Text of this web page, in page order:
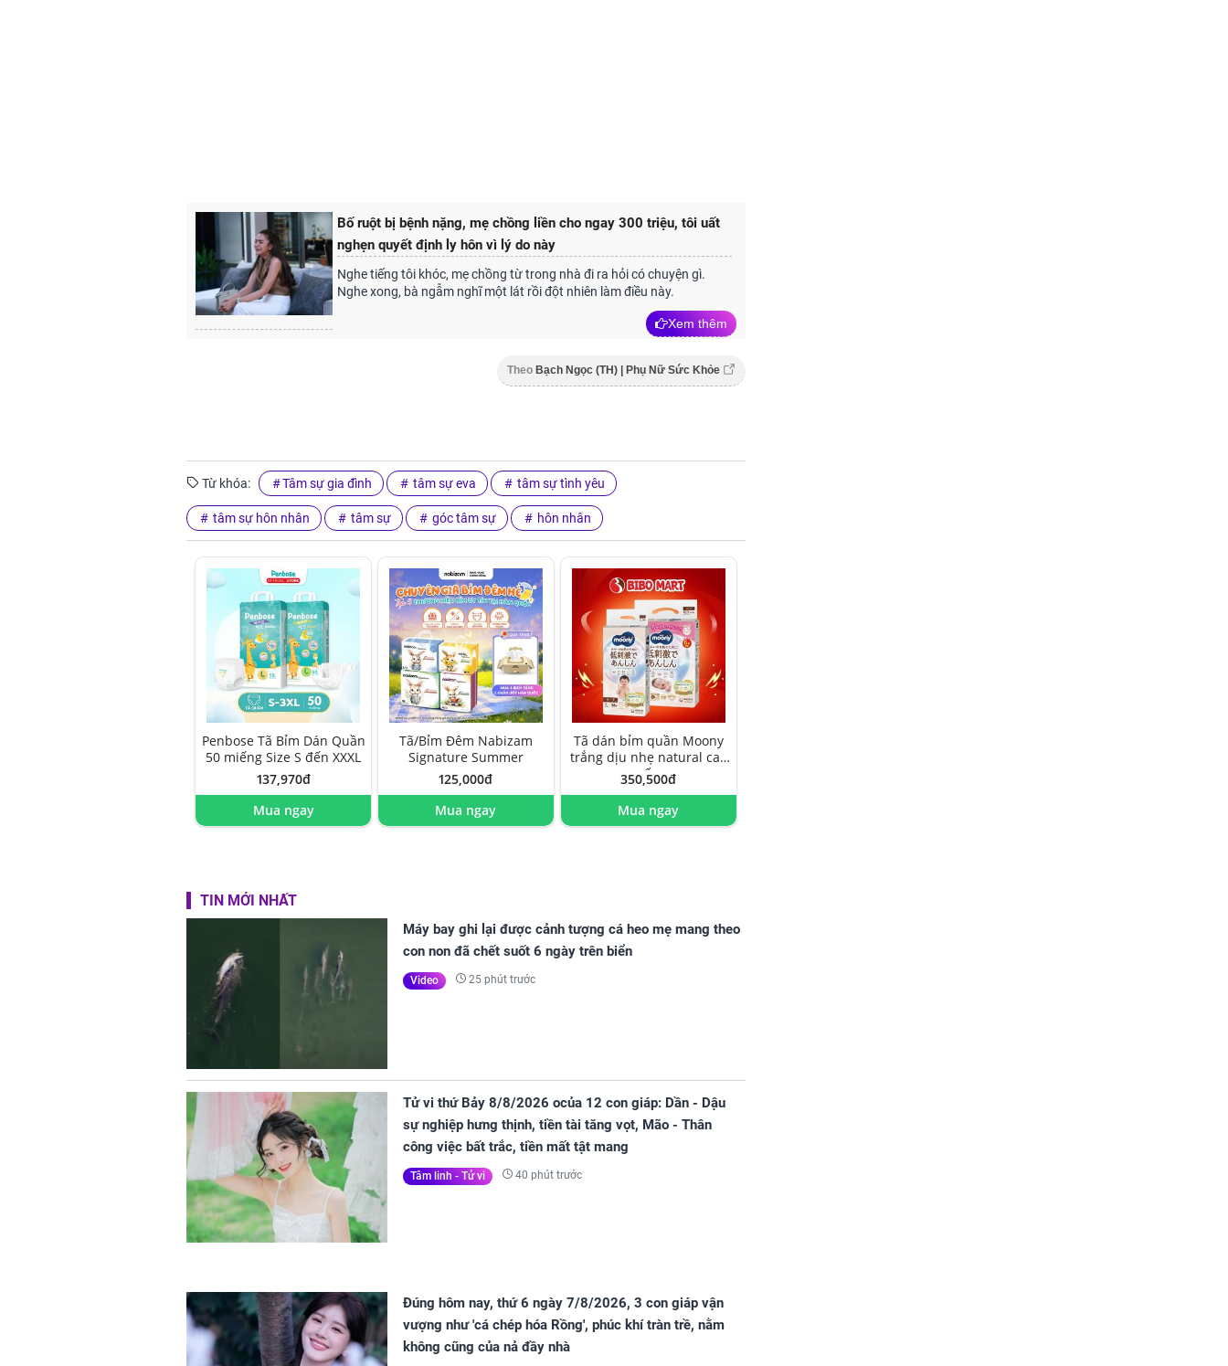
Bố ruột bị bệnh nặng, mẹ chồng liền cho ngay 300 triệu, tôi uất
nghẹn quyết định ly hôn vì lý do này
Nghe tiếng tôi khóc, mẹ chồng từ trong nhà đi ra hỏi có chuyện gì.
Nghe xong, bà ngẫm nghĩ một lát rồi đột nhiên làm điều này.
Xem thêm
Theo Bạch Ngọc (TH) | Phụ Nữ Sức Khỏe
Từ khóa: Tâm sự gia đình tâm sự eva tâm sự tình yêu
tâm sự hôn nhân tâm sự góc tâm sự hôn nhân
Penbose Tã Bỉm Dán Quần
50 miếng Size S đến XXXL
137,970đ
Mua ngay
Tã/Bỉm Đêm Nabizam
Signature Summer
125,000đ
Mua ngay
Tã dán bỉm quần Moony
trắng dịu nhẹ natural cao
cấp
350,500đ
Mua ngay
TIN MỚI NHẤT
Máy bay ghi lại được cảnh tượng cá heo mẹ mang theo
con non đã chết suốt 6 ngày trên biển
Video 25 phút trước
Tử vi thứ Bảy 8/8/2026 ocủa 12 con giáp: Dần - Dậu
sự nghiệp hưng thịnh, tiền tài tăng vọt, Mão - Thân
công việc bất trắc, tiền mất tật mang
Tâm linh - Tử vi 40 phút trước
Đúng hôm nay, thứ 6 ngày 7/8/2026, 3 con giáp vận
vượng như 'cá chép hóa Rồng', phúc khí tràn trề, nằm
không cũng của nả đầy nhà